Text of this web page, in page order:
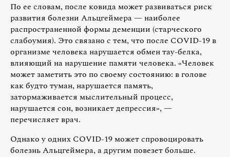
По ее словам, после ковида может развиваться риск
развития болезни Альцгеймера — наиболее
распространенной формы деменции (старческого
слабоумия). Это связано с тем, что после COVID-19 в
организме человека нарушается обмен тау-белка,
влияющий на нарушение памяти человека. «Человек
может заметить это по своему состоянию: в голове
как будто туман, нарушается память,
затормаживается мыслительный процесс,
нарушается сон, возникает депрессия», —
перечисляет врач.
Однако у одних СOVID-19 может спровоцировать
болезнь Альцгеймера, а другим повезет больше.